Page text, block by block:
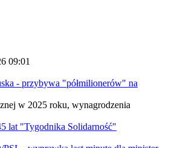
09:01
- przybywa "półmilionerów" na
w 2025 roku, wynagrodzenia
lat "Tygodnika Solidarność"